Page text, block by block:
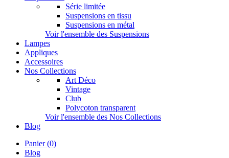
Série limitée
Suspensions en tissu
Suspensions en métal
Voir l'ensemble des Suspensions
Lampes
Appliques
Accessoires
Nos Collections
Art Déco
Vintage
Club
Polycoton transparent
Voir l'ensemble des Nos Collections
Blog
Panier (0)
Blog